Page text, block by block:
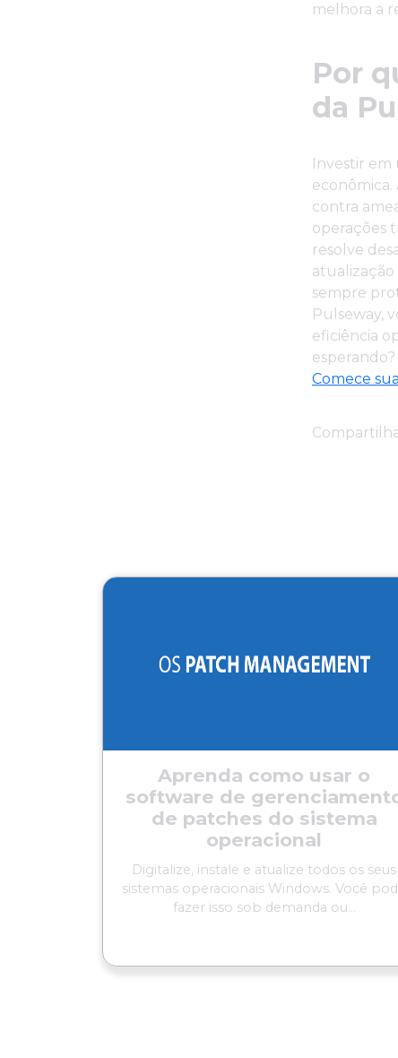
melhora a
Por
da
Investir
econômica.
contra
operações
resolve
atualização
sempre
Pulseway,
eficiência
Comece
Aprenda como usar o
software de
de patches do sistema
operacional
Digitalize, instale e atualize todos os seus
sistemas operacionais Windows. Você
fazer isso sob demanda ou...